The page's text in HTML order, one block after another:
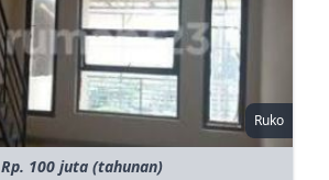
Ruko
Rp. 100 juta (tahunan)